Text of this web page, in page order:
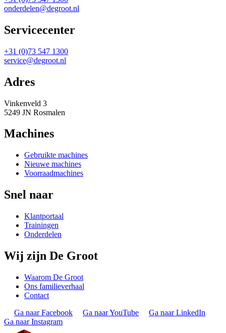
onderdelen@degroot.nl
Servicecenter
+31 (0)73 547 1300
service@degroot.nl
Adres
Vinkenveld 3
5249 JN Rosmalen
Machines
Gebruikte machines
Nieuwe machines
Voorraadmachines
Snel naar
Klantportaal
Trainingen
Onderdelen
Wij zijn De Groot
Waarom De Groot
Ons familieverhaal
Contact
Ga naar Facebook
Ga naar YouTube
Ga naar LinkedIn
Ga naar Instagram